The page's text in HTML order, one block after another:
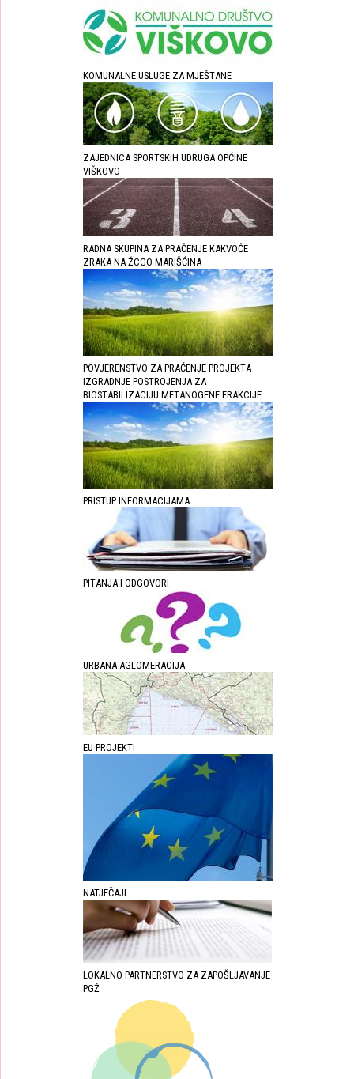
KOMUNALNE USLUGE ZA MJEŠTANE
ZAJEDNICA SPORTSKIH UDRUGA OPĆINE
VIŠKOVO
RADNA SKUPINA ZA PRAĆENJE KAKVOĆE
ZRAKA NA ŽCGO MARIŠĆINA
POVJERENSTVO ZA PRAĆENJE PROJEKTA
IZGRADNJE POSTROJENJA ZA
BIOSTABILIZACIJU METANOGENE FRAKCIJE
PRISTUP INFORMACIJAMA
PITANJA I ODGOVORI
URBANA AGLOMERACIJA
EU PROJEKTI
NATJEČAJI
LOKALNO PARTNERSTVO ZA ZAPOŠLJAVANJE
PGŽ